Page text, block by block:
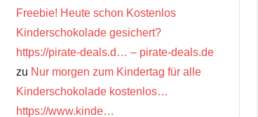
Freebie! Heute schon Kostenlos
Kinderschokolade gesichert?
https://pirate-deals.d… – pirate-deals.de
zu Nur morgen zum Kindertag für alle
Kinderschokolade kostenlos…
https://www.kinde…